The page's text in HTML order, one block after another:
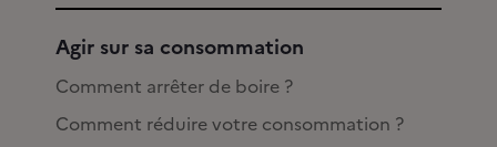
Agir sur sa consommation
Comment arrêter de boire ?
Comment réduire votre consommation ?